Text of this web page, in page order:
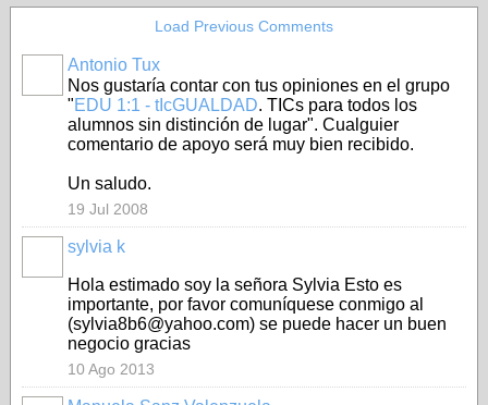
Load Previous Comments
Antonio Tux
Nos gustaría contar con tus opiniones en el grupo
"EDU 1:1 - tIcGUALDAD. TICs para todos los
alumnos sin distinción de lugar". Cualguier
comentario de apoyo será muy bien recibido.
Un saludo.
19 Jul 2008
sylvia k
Hola estimado soy la señora Sylvia Esto es
importante, por favor comuníquese conmigo al
(sylvia8b6@yahoo.com) se puede hacer un buen
negocio gracias
10 Ago 2013